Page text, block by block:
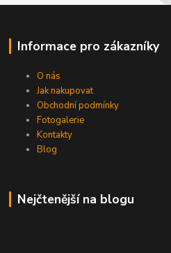
Informace pro zákazníky
O nás
Jak nakupovat
Obchodní podmínky
Fotogalerie
Kontakty
Blog
Nejčtenější na blogu